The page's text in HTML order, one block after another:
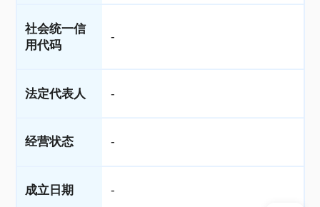
社会统一信
用代码
-
法定代表人 -
经营状态 -
成立日期 -